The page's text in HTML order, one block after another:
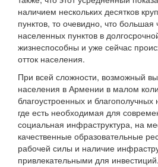
наличием нескольких десятков
пунктов, то очевидно, что большая
населенных пунктов в
жизнеспособны и уже сейчас
отток населения.
При всей сложности, возможный
населения в Армении в малом
благоустроенных и благополучных
где есть необходимая для
социальная инфраструктура, на
качественные образовательные
рабочей силы и наличие
привлекательными для инвестиций.